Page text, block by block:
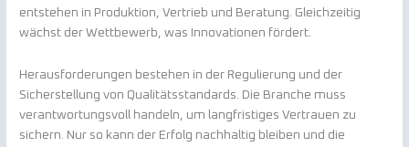
entstehen in Produktion, Vertrieb und Beratung. Gleichzeitig
wächst der Wettbewerb, was Innovationen fördert.
Herausforderungen bestehen in der Regulierung und der
Sicherstellung von Qualitätsstandards. Die Branche muss
verantwortungsvoll handeln, um langfristiges Vertrauen zu
sichern. Nur so kann der Erfolg nachhaltig bleiben und die